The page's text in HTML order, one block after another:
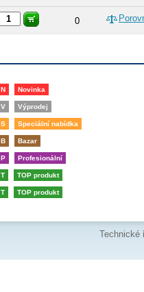
0
N Novinka
V Výprodej
S Speciální nabídka
B Bazar
P Profesionální
T TOP produkt
T TOP produkt